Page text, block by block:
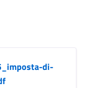
di-